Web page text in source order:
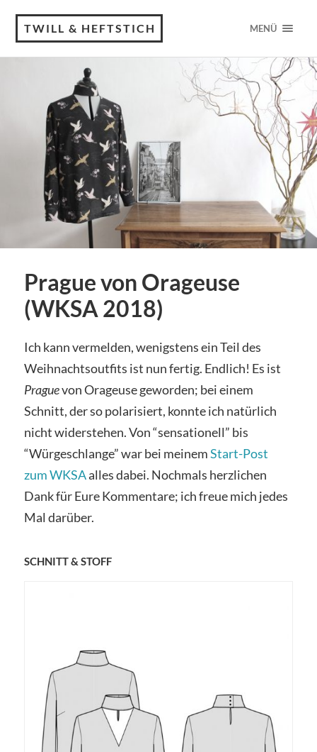
TWILL & HEFTSTICH MENÜ
Prague von Orageuse
(WKSA 2018)
Ich kann vermelden, wenigstens ein Teil des
Weihnachtsoutfits ist nun fertig. Endlich! Es ist
Praguevon Orageuse geworden; bei einem
Schnitt, der so polarisiert, konnte ich natürlich
nicht widerstehen. Von “sensationell” bis
“Würgeschlange” war bei meinemStart-Post
zum WKSAalles dabei. Nochmals herzlichen
Dank für Eure Kommentare; ich freue mich jedes
Mal darüber.
SCHNITT & STOFF